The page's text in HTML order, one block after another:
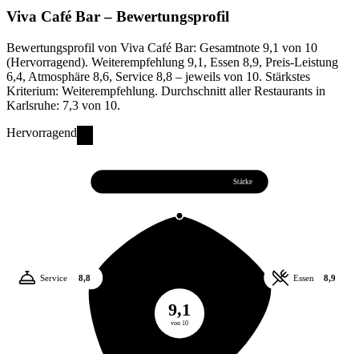
Viva Café Bar– Bewertungsprofil
Bewertungsprofil von Viva Café Bar: Gesamtnote 9,1 von 10
(Hervorragend). Weiterempfehlung 9,1, Essen 8,9, Preis-Leistung
6,4, Atmosphäre 8,6, Service 8,8 – jeweils von 10. Stärkstes
Kriterium: Weiterempfehlung. Durchschnitt aller Restaurants in
Karlsruhe: 7,3 von 10.
Hervorragend
9,1
von 10
Stärke
Essen 8,9
Service 8,8